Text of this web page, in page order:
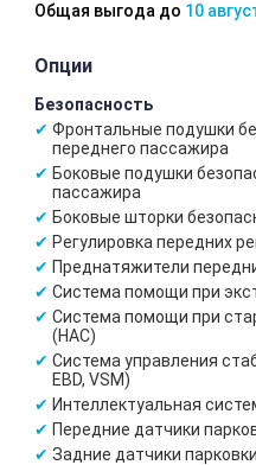
10
Опции
Безопасность
Фронтальные подушки
переднего пассажира
Боковые подушки
пассажира
Боковые шторки
Регулировка передних
Преднатяжители
Система помощи при
Система помощи при
(HAC)
Система управления
EBD, VSM)
Интеллектуальная
Передние датчики
Задние датчики парковки